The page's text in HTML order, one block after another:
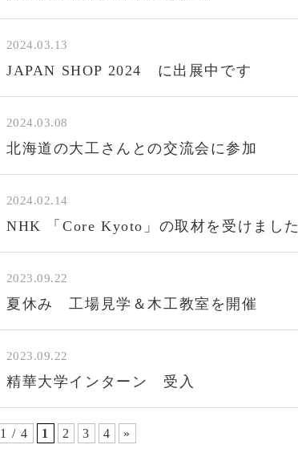
2024.03.13
JAPAN SHOP 2024 に出展中です
2024.03.08
北海道の大工さんとの交流会に参加
2024.02.14
NHK 「Core Kyoto」の取材を受けました
2023.09.22
夏休み 工場見学＆木工教室を開催
2023.09.22
精華大学インターン 受入
1 / 4 1 2 3 4 »